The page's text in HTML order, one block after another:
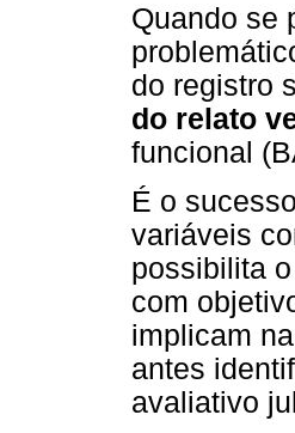
Quando se
do registro
do relato
funcional
É o
variáveis
possibilita
com
implicam
antes
avaliativo